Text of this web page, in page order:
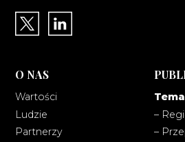
O NAS
Wartości
Ludzie
Partnerzy
–
–